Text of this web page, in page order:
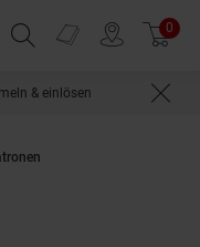
Suchfeld einblenden
Prospekte 0
& einlösen